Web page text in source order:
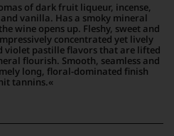
of dark fruit liqueur, incense,
vanilla. Has a smoky mineral
wine opens up. Fleshy, sweet and
concentrated yet lively
violet pastille flavors that are lifted
flourish. Smooth, seamless and
long, floral-dominated finish
tannins.